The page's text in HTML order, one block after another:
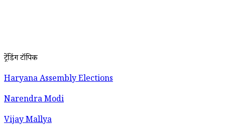
ट्रेंडिंग टॉपिक
Haryana Assembly Elections
Narendra Modi
Vijay Mallya